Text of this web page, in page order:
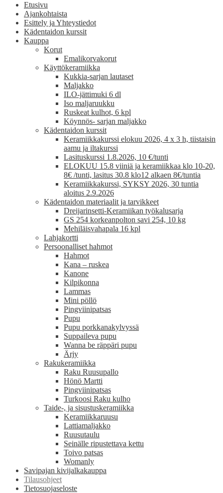
Etusivu
Ajankohtaista
Esittely ja Yhteystiedot
Kädentaidon kurssit
Kauppa
Korut
Emalikorvakorut
Käyttökeramiikka
Kukkia-sarjan lautaset
Maljakko
ILO-jättimuki 6 dl
Iso maljaruukku
Ruskeat kulhot, 6 kpl
Köynnös- sarjan maljakko
Kädentaidon kurssit
Keramiikkakurssi elokuu 2026, 4 x 3 h, tiistaisin
aamu ja iltakurssi
Lasituskurssi 1.8.2026, 10 €/tunti
ELOKUU 15.8 viiniä ja keramiikkaa klo 10-20,
8€ /tunti, lasitus 30.8 klo12 alkaen 8€/tuntia
Keramiikkakurssi, SYKSY 2026, 30 tuntia
aloitus 2.9.2026
Kädentaidon materiaalit ja tarvikkeet
Dreijarinsetti-Keramiikan työkalusarja
GS 254 korkeanpolton savi 254, 10 kg
Mehiläisvahapala 16 kpl
Lahjakortti
Persoonalliset hahmot
Hahmot
Kana – ruskea
Kanone
Kilpikonna
Lammas
Mini pöllö
Pingviinipatsas
Pupu
Pupu porkkanakylvyssä
Suppaileva pupu
Wanna be räppäri pupu
Ärjy
Rakukeramiikka
Raku Ruusupallo
Hönö Martti
Pingviinipatsas
Turkoosi Raku kulho
Taide-, ja sisustuskeramiikka
Keramiikkaruusu
Lattiamaljakko
Ruusutaulu
Seinälle ripustettava kettu
Toivo patsas
Womanly
Savipajan kivijalkakauppa
Tilausohjeet
Tietosuojaseloste